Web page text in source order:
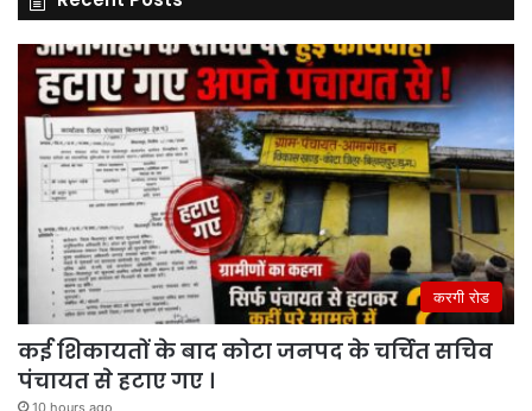
करगी रोड
कई शिकायतों के बाद कोटा जनपद के चर्चित सचिव
पंचायत से हटाए गए ।
10 hours ago